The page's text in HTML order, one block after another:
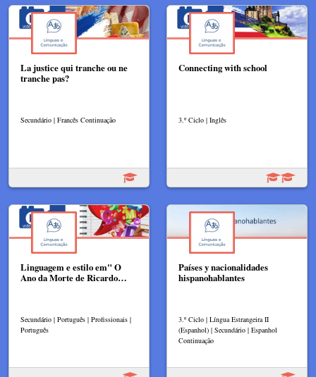
La justice qui tranche ou ne
tranche pas?
Secundário | Francês Continuação
Connecting with school
3.º Ciclo | Inglês
Linguagem e estilo em" O
Ano da Morte de Ricardo…
Secundário | Português | Profissionais |
Português
Países y nacionalidades
hispanohablantes
3.º Ciclo | Língua Estrangeira II
(Espanhol) | Secundário | Espanhol
Continuação